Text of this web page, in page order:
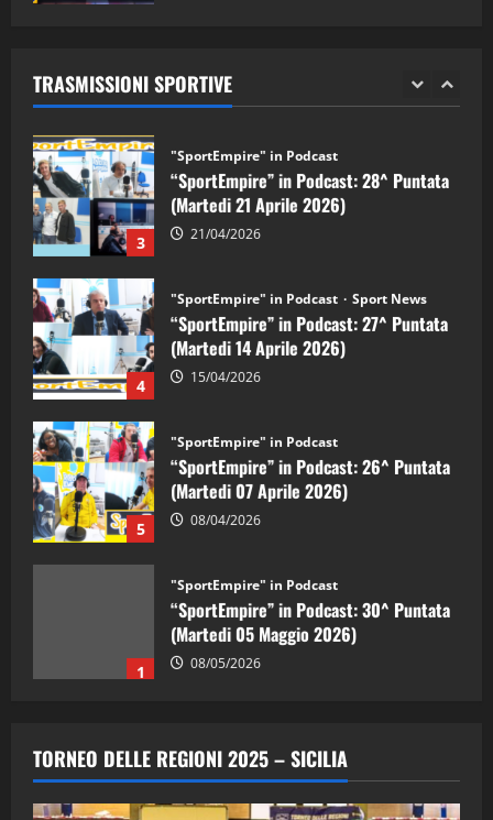
TRASMISSIONI SPORTIVE
2 28/04/2026
3
"SportEmpire" in Podcast
“SportEmpire” in Podcast: 28^ Puntata
(Martedi 21 Aprile 2026)
21/04/2026
4
"SportEmpire" in Podcast Sport News
“SportEmpire” in Podcast: 27^ Puntata
(Martedi 14 Aprile 2026)
15/04/2026
5
"SportEmpire" in Podcast
“SportEmpire” in Podcast: 26^ Puntata
(Martedi 07 Aprile 2026)
08/04/2026
1
"SportEmpire" in Podcast
“SportEmpire” in Podcast: 30^ Puntata
(Martedi 05 Maggio 2026)
08/05/2026
2
“SportEmpire” in Podcast: 29^ Puntata
(Martedi 28 Aprile 2026)
28/04/2026
TORNEO DELLE REGIONI 2025 – SICILIA